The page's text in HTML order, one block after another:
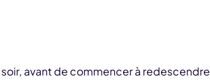
avant de commencer à redescendre